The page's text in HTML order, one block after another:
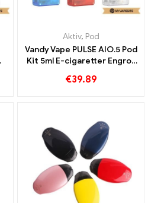
Aktiv, Pod
Vandy Vape PULSE AIO.5 Pod
Kit 5ml E-cigaretter Engros
€39.89